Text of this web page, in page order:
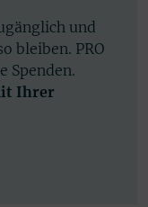
und
bleiben. PRO
Spenden.
Ihrer